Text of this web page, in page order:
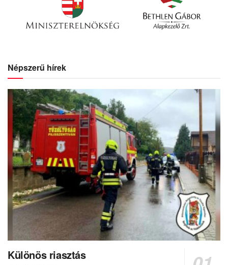
Népszerű hírek
Különös riasztás